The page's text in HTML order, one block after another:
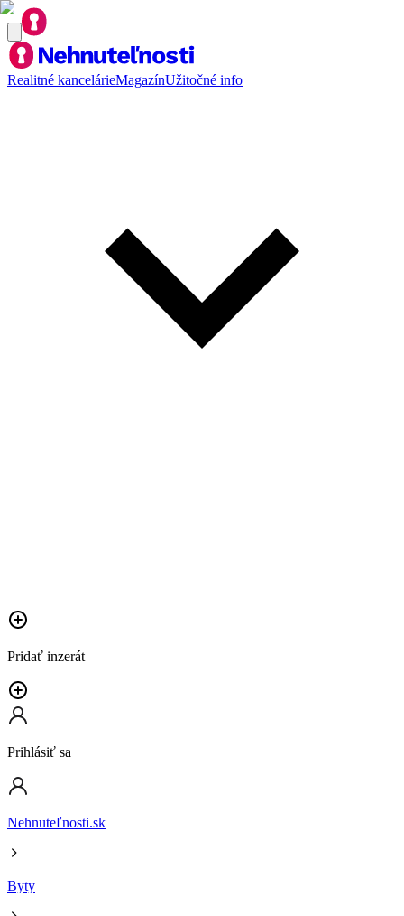
Realitné kancelárieMagazínUžitočné info
Pridať inzerát
Prihlásiť sa
Nehnuteľnosti.sk
Byty